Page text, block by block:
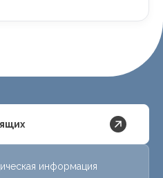
информация